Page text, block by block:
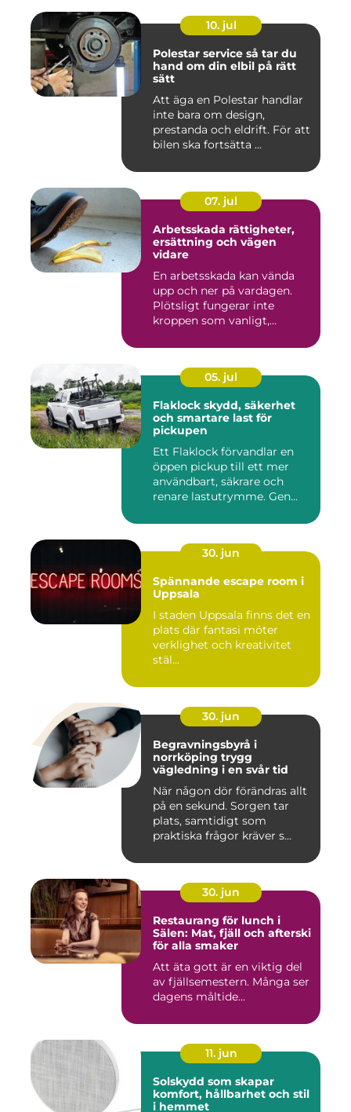
10. jul
Polestar service så tar du
hand om din elbil på rätt
sätt
Att äga en Polestar handlar
inte bara om design,
prestanda och eldrift. För att
bilen ska fortsätta ...
07. jul
Arbetsskada rättigheter,
ersättning och vägen
vidare
En arbetsskada kan vända
upp och ner på vardagen.
Plötsligt fungerar inte
kroppen som vanligt,
05. jul
Flaklock skydd, säkerhet
och smartare last för
pickupen
Ett Flaklock förvandlar en
öppen pickup till ett mer
användbart, säkrare och
renare lastutrymme. Gen...
30. jun
Spännande escape room i
Uppsala
I staden Uppsala finns det en
plats där fantasi möter
verklighet och kreativitet
stäl...
30. jun
Begravningsbyrå i
norrköping trygg
vägledning i en svår tid
När någon dör förändras allt
på en sekund. Sorgen tar
plats, samtidigt som
praktiska frågor kräver s...
30. jun
Restaurang för lunch i
Sälen: Mat, fjäll och afterski
för alla smaker
Att äta gott är en viktig del
av fjällsemestern. Många ser
dagens måltide...
11. jun
Solskydd som skapar
komfort, hållbarhet och stil
i hemmet